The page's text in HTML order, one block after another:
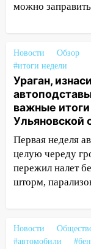
07:30
Евро-
означают
06:30
Какая
области
05:05 День,
измениться:
три знака
упустить
20:10
Во
19:55
В
можно
Новости Обзор
#итоги недели
Ураган,
важные
Ульяновской
Первая неделя
целую череду
пережил налет
шторм,
Новости
#автомобили